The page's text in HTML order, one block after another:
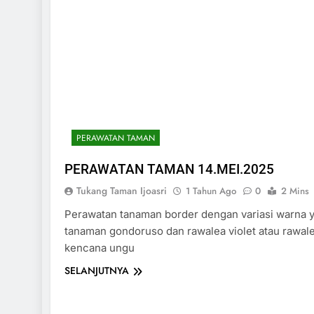
PERAWATAN TAMAN
PERAWATAN TAMAN 14.MEI.2025
Tukang Taman Ijoasri 1 Tahun Ago 0
2 Mins
Perawatan tanaman border dengan variasi warna
tanaman gondoruso dan rawalea violet atau
kencana ungu
SELANJUTNYA